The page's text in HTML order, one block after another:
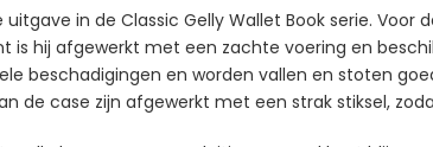
in de Classic Gelly Wallet Book serie.
hij afgewerkt met een zachte voering en
beschadigingen en worden vallen en stoten
de case zijn afgewerkt met een strak stiksel,